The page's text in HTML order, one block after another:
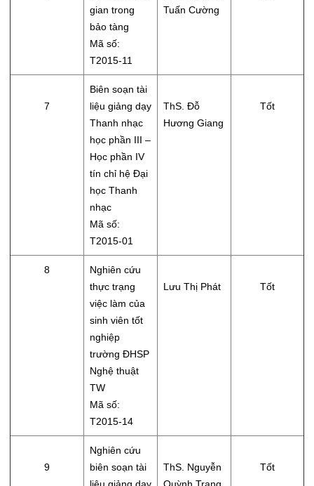
gian trong
bảo tàng
Mã số:
T2015-11
Tuấn Cường
7
Biên soạn tài
liệu giảng dạy
Thanh nhạc
học phần III –
Học phần IV
tín chỉ hệ Đại
học Thanh
nhạc
Mã số:
T2015-01
ThS. Đỗ
Hương Giang
Tốt
8
Nghiên cứu
thực trạng
việc làm của
sinh viên tốt
nghiệp
trường ĐHSP
Nghệ thuật
TW
Mã số:
T2015-14
Lưu Thị Phát Tốt
9
Nghiên cứu
biên soạn tài
ThS. Nguyễn
Tốt